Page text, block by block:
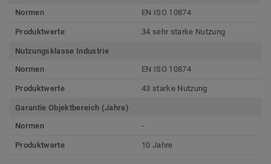
Normen
EN ISO 10874
Produktwerte 34 sehr starke Nutzung
Nutzungsklasse Industrie
Normen
EN ISO 10874
Produktwerte 43 starke Nutzung
Garantie Objektbereich (Jahre)
Normen
-
Produktwerte 10 Jahre